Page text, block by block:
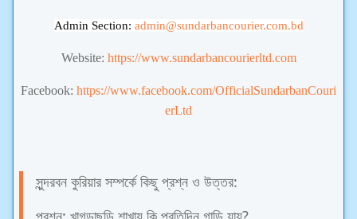
Admin Section: admin@sundarbancourier.com.bd
Website: https://www.sundarbancourierltd.com
Facebook: https://www.facebook.com/OfficialSundarbanCouri
erLtd
সুন্দরবন কুরিয়ার সম্পর্কে কিছু প্রশ্ন ও উত্তর: